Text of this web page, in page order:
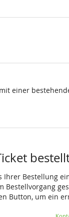
einer
Ihrer Bestellung
Bestellvorgang
Button, um ein